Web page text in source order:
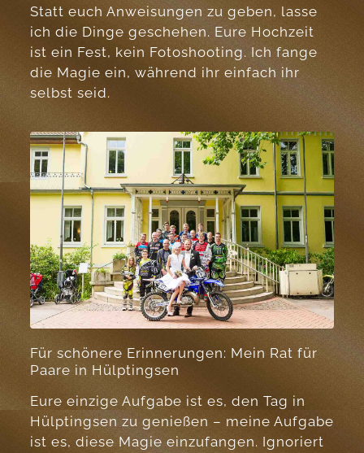
Statt euch Anweisungen zu geben, lasse
ich die Dinge geschehen. Eure Hochzeit
ist ein Fest, kein Fotoshooting. Ich fange
die Magie ein, während ihr einfach ihr
selbst seid.
Für schönere Erinnerungen: Mein Rat für
Paare in Hülptingsen
Eure einzige Aufgabe ist es, den Tag in
Hülptingsen zu genießen – meine Aufgabe
ist es, diese Magie einzufangen. Ignoriert